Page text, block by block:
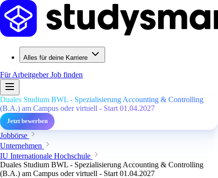
Alles für deine Karriere
Für ArbeitgeberJob finden
Duales Studium BWL - Spezialisierung Accounting & Controlling
(B.A.) am Campus oder virtuell - Start 01.04.2027
Jetzt bewerben
Jobbörse
Unternehmen
IU Internationale Hochschule
Duales Studium BWL - Spezialisierung Accounting & Controlling
(B.A.) am Campus oder virtuell - Start 01.04.2027